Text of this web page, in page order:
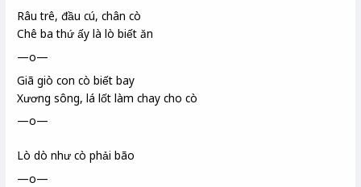
Râu trê, đầu cú, chân cò
Chê ba thứ ấy là lò biết ăn
—o—
Giã giò con cò biết bay
Xương sông, lá lốt làm chay cho cò
—o—
Lò dò như cò phải bão
—o—